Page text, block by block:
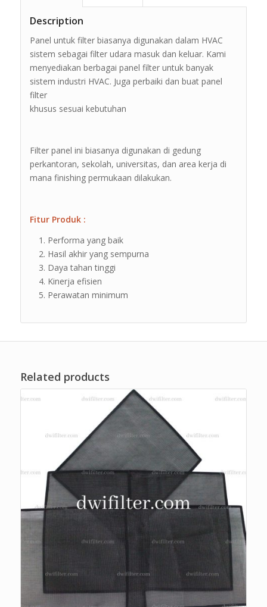
Description
Panel untuk filter biasanya digunakan dalam HVAC
sistem sebagai filter udara masuk dan keluar. Kami
menyediakan berbagai panel filter untuk banyak
sistem industri HVAC. Juga perbaiki dan buat panel
filter
khusus sesuai kebutuhan
Filter panel ini biasanya digunakan di gedung
perkantoran, sekolah, universitas, dan area kerja di
mana finishing permukaan dilakukan.
Fitur Produk :
Performa yang baik
Hasil akhir yang sempurna
Daya tahan tinggi
Kinerja efisien
Perawatan minimum
Related products